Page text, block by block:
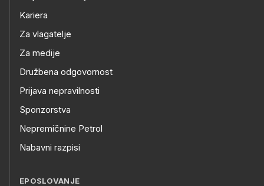
Kariera
Za vlagatelje
Za medije
Družbena odgovornost
Prijava nepravilnosti
Sponzorstva
Nepremičnine Petrol
Nabavni razpisi
EPOSLOVANJE